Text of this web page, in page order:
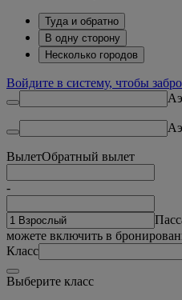
Туда и обратно
В одну сторону
Несколько городов
Войдите в систему, чтобы
ВылетОбратный вылет
-
можете включить в
Класс
Выберите класс